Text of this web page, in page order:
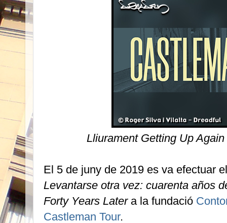
Lliurament Getting Up
El 5 de juny de 2019 es va efectuar
Levantarse otra vez: cuarenta años
Forty Years Latera la fundació
Castleman Tour.